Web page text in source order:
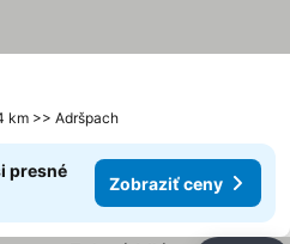
km >> Adršpach
presné
Zobraziť ceny